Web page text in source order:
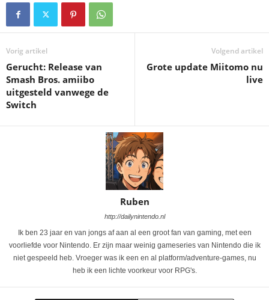
Vorig artikel
Gerucht: Release van
Smash Bros. amiibo
uitgesteld vanwege de
Switch
Volgend artikel
Grote update Miitomo nu
live
Ruben
http://dailynintendo.nl
Ik ben 23 jaar en van jongs af aan al een groot fan van gaming, met een
voorliefde voor Nintendo. Er zijn maar weinig gameseries van Nintendo die ik
niet gespeeld heb. Vroeger was ik een en al platform/adventure-games, nu
heb ik een lichte voorkeur voor RPG's.